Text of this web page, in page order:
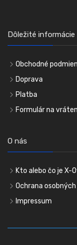
Dôležité informácie
Obchodné
Doprava
Platba
Formulár na
O nás
Kto alebo čo je X-
Ochrana
Impressum